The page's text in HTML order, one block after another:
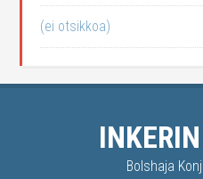
(ei otsikkoa)
Bolshaja